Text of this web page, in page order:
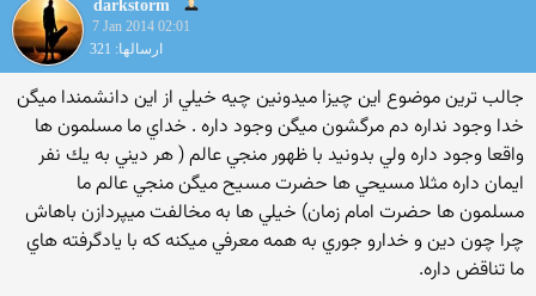
darkstorm
7 Jan 2014 02:01
ارسالها: 321
جالب ترين موضوع اين چيزا ميدونين چيه خيلي از اين دانشمندا ميگن
خدا وجود نداره دم مرگشون ميگن وجود داره . خداي ما مسلمون ها
واقعا وجود داره ولي بدونيد با ظهور منجي عالم ( هر ديني به يك نفر
ايمان داره مثلا مسيحي ها حضرت مسيح ميگن منجي عالم ما
مسلمون ها حضرت امام زمان) خيلي ها به مخالفت ميپردازن باهاش
چرا چون دين و خدارو جوري به همه معرفي ميكنه كه با يادگرفته هاي
ما تناقض داره.